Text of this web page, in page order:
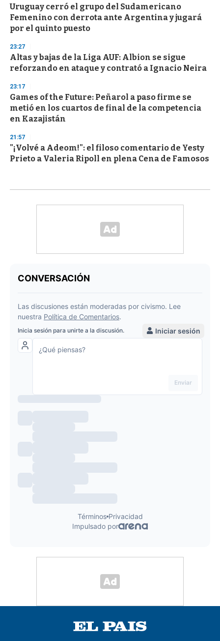
Uruguay cerró el grupo del Sudamericano
Femenino con derrota ante Argentina y jugará
por el quinto puesto
23:27
Altas y bajas de la Liga AUF: Albion se sigue
reforzando en ataque y contrató a Ignacio Neira
23:17
Games of the Future: Peñarol a paso firme se
metió en los cuartos de final de la competencia
en Kazajistán
21:57
"¡Volvé a Adeom!": el filoso comentario de Yesty
Prieto a Valeria Ripoll en plena Cena de Famosos